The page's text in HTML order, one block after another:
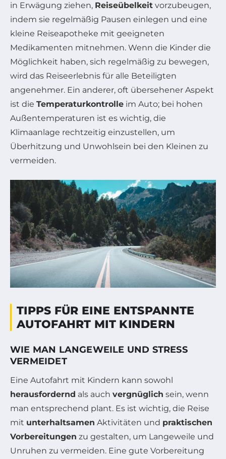
in Erwägung ziehen, Reiseübelkeit vorzubeugen,
indem sie regelmäßig Pausen einlegen und eine
kleine Reiseapotheke mit geeigneten
Medikamenten mitnehmen. Wenn die Kinder die
Möglichkeit haben, sich regelmäßig zu bewegen,
wird das Reiseerlebnis für alle Beteiligten
angenehmer. Ein anderer, oft übersehener Aspekt
ist die Temperaturkontrolle im Auto; bei hohen
Außentemperaturen ist es wichtig, die
Klimaanlage rechtzeitig einzustellen, um
Überhitzung und Unwohlsein bei den Kleinen zu
vermeiden.
TIPPS FÜR EINE ENTSPANNTE
AUTOFAHRT MIT KINDERN
WIE MAN LANGEWEILE UND STRESS
VERMEIDET
Eine Autofahrt mit Kindern kann sowohl
herausfordernd als auch vergnüglich sein, wenn
man entsprechend plant. Es ist wichtig, die Reise
mit unterhaltsamen Aktivitäten und praktischen
Vorbereitungen zu gestalten, um Langeweile und
Unruhen zu vermeiden. Eine gute Vorbereitung